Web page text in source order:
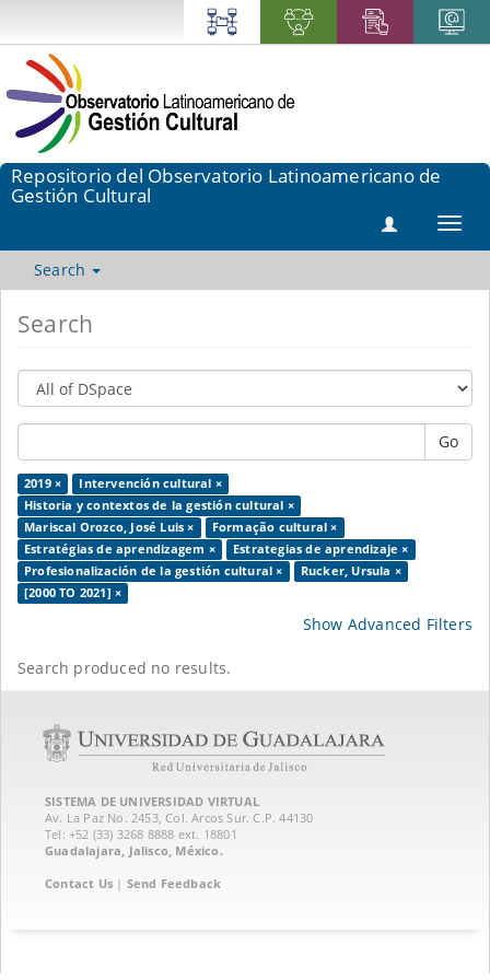
Repositorio del Observatorio Latinoamericano de
Gestión Cultural
Search
Search
Go
2019 ×
Intervención cultural ×
Historia y contextos de la gestión cultural ×
Mariscal Orozco, José Luis ×
Formação cultural ×
Estratégias de aprendizagem ×
Estrategias de aprendizaje ×
Profesionalización de la gestión cultural ×
Rucker, Ursula ×
[2000 TO 2021] ×
Show Advanced Filters
Search produced no results.
SISTEMA DE UNIVERSIDAD VIRTUAL
Av. La Paz No. 2453, Col. Arcos Sur. C.P. 44130
Tel: +52 (33) 3268 8888‏ ext. 18801
Guadalajara, Jalisco, México.
Contact Us | Send Feedback